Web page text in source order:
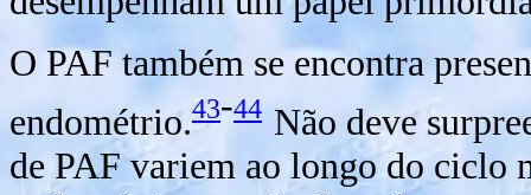
O PAF também se encontra
endométrio.43-44 Não deve
de PAF variem ao longo do ciclo